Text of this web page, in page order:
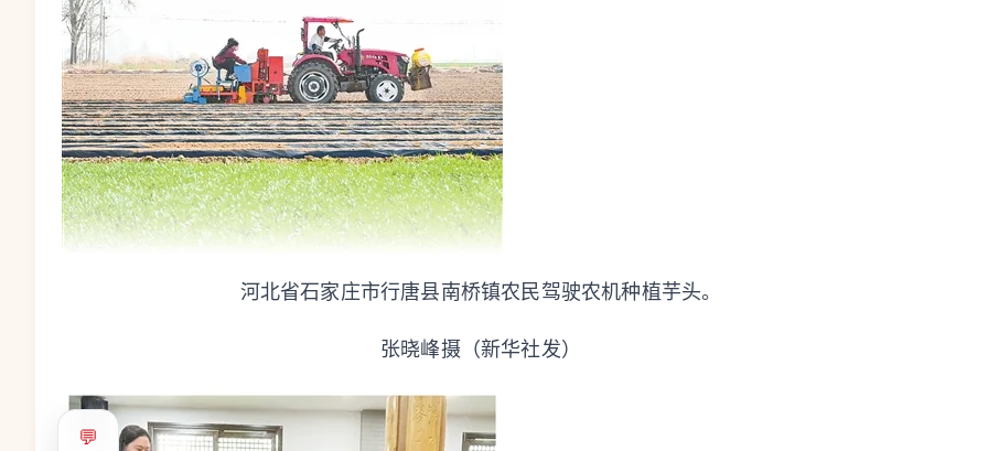
💬
河北省石家庄市行唐县南桥镇农民驾驶农机种植芋头。
张晓峰摄（新华社发）